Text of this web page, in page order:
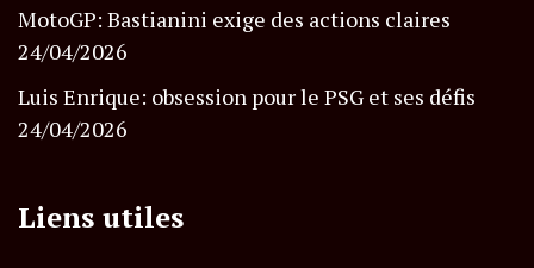
MotoGP: Bastianini exige des actions claires
24/04/2026
Luis Enrique: obsession pour le PSG et ses défis
24/04/2026
Liens utiles